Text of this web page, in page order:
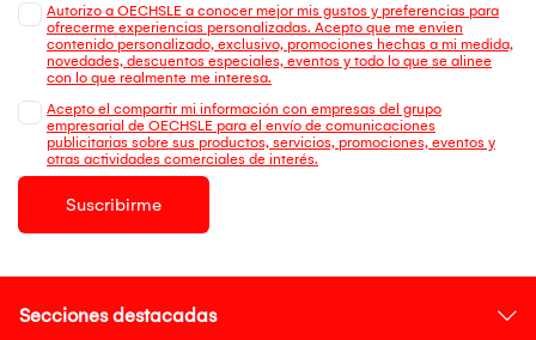
Autorizo a OECHSLE a conocer mejor mis gustos y preferencias para
ofrecerme experiencias personalizadas. Acepto que me envien
contenido personalizado, exclusivo, promociones hechas a mi medida,
novedades, descuentos especiales, eventos y todo lo que se alinee
con lo que realmente me interesa.
Acepto el compartir mi información con empresas del grupo
empresarial de OECHSLE para el envío de comunicaciones
publicitarias sobre sus productos, servicios, promociones, eventos y
otras actividades comerciales de interés.
Suscribirme
Secciones destacadas